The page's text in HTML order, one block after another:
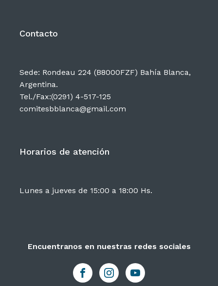
Contacto
Sede: Rondeau 224 (B8000FZF) Bahía Blanca,
Argentina.
Tel./Fax:(0291) 4-517-125
comitesbblanca@gmail.com
Horarios de atención
Lunes a jueves de 15:00 a 18:00 Hs.
Encuentranos en nuestras redes sociales